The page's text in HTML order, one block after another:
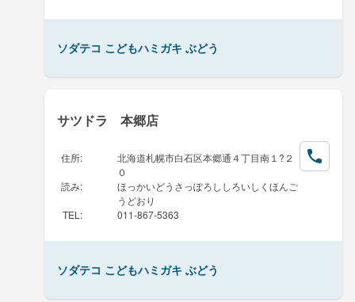
ソダテコ こどもハミガキ ぶどう
サツドラ 本郷店
住所:
北海道札幌市白石区本郷通４丁目南１?２
０
読み:
ほっかいどうさっぽろししろいしくほんご
うどおり
TEL : 011-867-5363
ソダテコ こどもハミガキ ぶどう